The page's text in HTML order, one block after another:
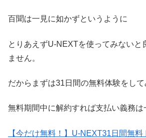
百聞は一見に如かずというように
とりあえずU-NEXTを使ってみないと
ません。
だからまずは31日間の無料体験をして
無料期間中に解約すれば支払い義務は
【今だけ無料！】U-NEXT31日間無